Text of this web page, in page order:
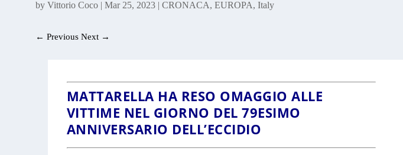
byVittorio Coco |Mar 25, 2023 |CRONACA,EUROPA,Italy
←Previous Next →
MATTARELLA HA RESO OMAGGIO ALLE
VITTIME NEL GIORNO DEL 79ESIMO
ANNIVERSARIO DELL’ECCIDIO